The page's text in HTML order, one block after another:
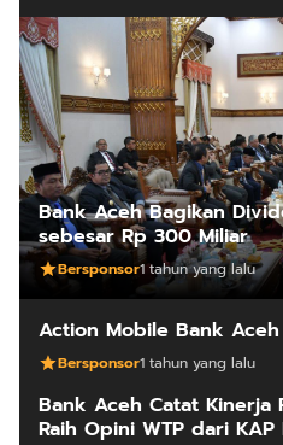
Bank Aceh Bagikan
sebesar Rp 300 Miliar
Bersponsor1 tahun yang lalu
Action Mobile Bank
Bersponsor1 tahun yang lalu
Bank Aceh Catat Kinerja
Raih Opini WTP dari